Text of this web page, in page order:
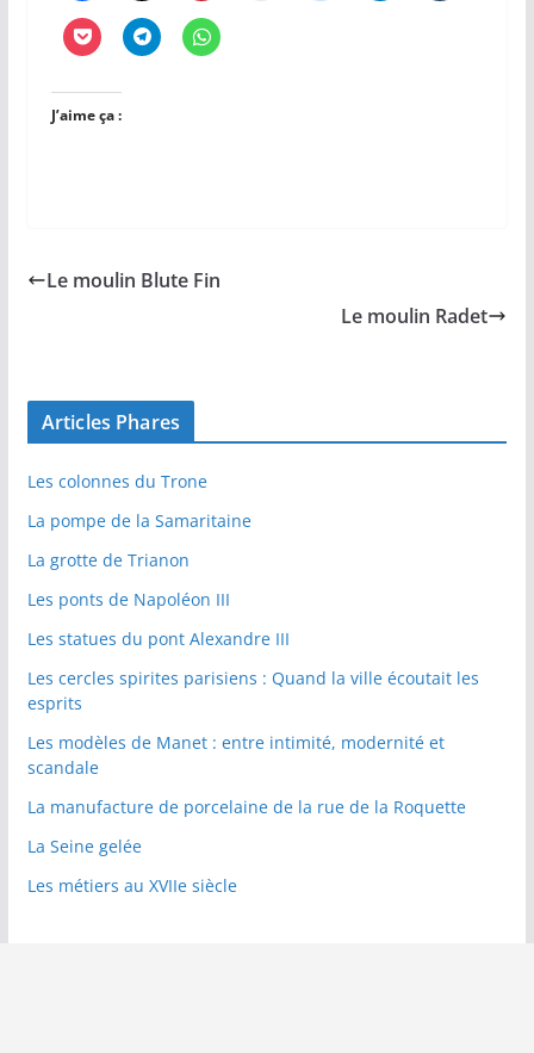
J’aime ça :
Le moulin Blute Fin
Le moulin Radet
Articles Phares
Les colonnes du Trone
La pompe de la Samaritaine
La grotte de Trianon
Les ponts de Napoléon III
Les statues du pont Alexandre III
Les cercles spirites parisiens : Quand la ville écoutait les
esprits
Les modèles de Manet : entre intimité, modernité et
scandale
La manufacture de porcelaine de la rue de la Roquette
La Seine gelée
Les métiers au XVIIe siècle